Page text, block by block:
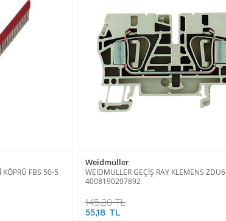
FBS 50-5
Weidmüller
WEIDMULLER GEÇİŞ RAY KLEMENS ZDU6
4008190207892
145,20 TL
55,18 TL